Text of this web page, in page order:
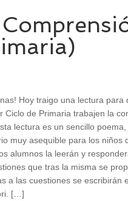
Hoy traigo una lectura para
Ciclo de Primaria trabajen la
lectura es un sencillo poema,
muy asequible para los niños
alumnos la leerán y
que tras la misma se
a las cuestiones se escribirán
[…]